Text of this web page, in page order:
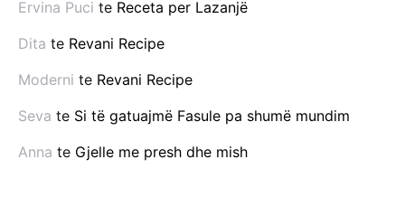
Ervina Puci te Receta per Lazanjë
Dita te Revani Recipe
Moderni te Revani Recipe
Seva te Si të gatuajmë Fasule pa shumë mundim
Anna te Gjelle me presh dhe mish